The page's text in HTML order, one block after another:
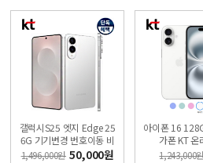
갤럭시S25 엣지 Edge 25
6G 기기변경 번호이동 비
밀 특가폰 직영KT샵
1,496,000원 50,000원
아이폰 16
가폰 KT 온
1,243,000